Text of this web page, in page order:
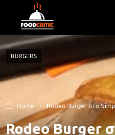
BURGERS
Home Rodeo Burger στο
Rodeo Burger